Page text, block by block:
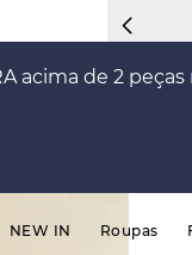
acima de 2
NEW IN Roupas